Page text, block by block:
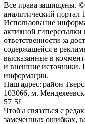
Все права защищены.
аналитический портал
Использование
активной гиперссылки
ответственности за
содержащейся в
высказанные в
и внешние источники.
информации.
Наш адрес: район
103066, м.
57-58
Чтобы связаться с
замеченных ошибках,